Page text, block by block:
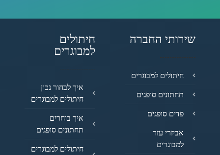
שירותי החברה
חיתולים למבוגרים
תחתונים סופגים
פדים סופגים
אביזרי עזר
למבוגרים
חיתולים
למבוגרים
איך לבחור נכון
חיתולים למבוגרים
איך בוחרים
תחתונים סופגים
חיתולים למבוגרים